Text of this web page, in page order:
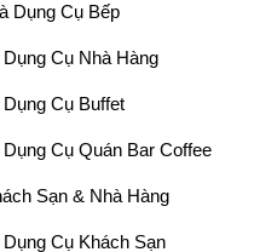
Dụng Cụ Bếp
Cụ Nhà Hàng
Cụ Buffet
Cụ Quán Bar Coffee
Sạn & Nhà Hàng
Cụ Khách Sạn